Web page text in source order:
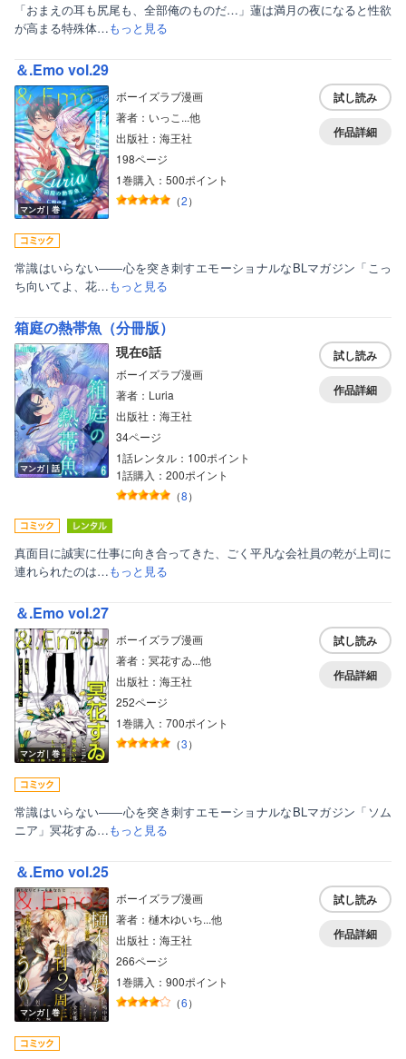
「おまえの耳も尻尾も、全部俺のものだ…」蓮は満月の夜になると性欲
が高まる特殊体…もっと見る
＆.Emo vol.29
マンガ｜巻
ボーイズラブ漫画
著者：いっこ...他
出版社：海王社
198ページ
1巻購入：500ポイント
（2）
試し読み
作品詳細
常識はいらない――心を突き刺すエモーショナルなBLマガジン「こっ
ち向いてよ、花…もっと見る
箱庭の熱帯魚（分冊版）
マンガ｜話
現在6話
ボーイズラブ漫画
著者：Luria
出版社：海王社
34ページ
1話レンタル：100ポイント
1話購入：200ポイント
（8）
試し読み
作品詳細
真面目に誠実に仕事に向き合ってきた、ごく平凡な会社員の乾が上司に
連れられたのは…もっと見る
＆.Emo vol.27
マンガ｜巻
ボーイズラブ漫画
著者：冥花すゐ...他
出版社：海王社
252ページ
1巻購入：700ポイント
（3）
試し読み
作品詳細
常識はいらない――心を突き刺すエモーショナルなBLマガジン「ソム
ニア」冥花すゐ…もっと見る
＆.Emo vol.25
マンガ｜巻
ボーイズラブ漫画
著者：樋木ゆいち...他
出版社：海王社
266ページ
1巻購入：900ポイント
（6）
試し読み
作品詳細